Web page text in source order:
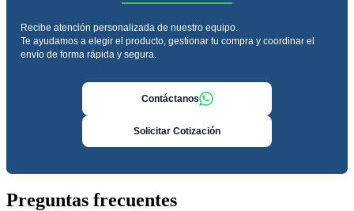
Recibe atención personalizada de nuestro equipo.
Te ayudamos a elegir el producto, gestionar tu compra y coordinar el
envío de forma rápida y segura.
Contáctanos
Solicitar Cotización
Preguntas frecuentes